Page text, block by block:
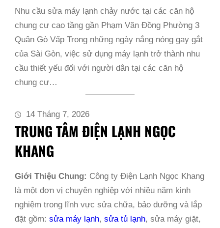
Nhu cầu sửa máy lạnh chảy nước tại các căn hộ
chung cư cao tầng gần Phạm Văn Đồng Phường 3
Quận Gò Vấp Trong những ngày nắng nóng gay gắt
của Sài Gòn, việc sử dụng máy lạnh trở thành nhu
cầu thiết yếu đối với người dân tại các căn hộ
chung cư…
14 Tháng 7, 2026
TRUNG TÂM ĐIỆN LẠNH NGỌC
KHANG
Giới Thiệu Chung: Công ty Điện Lạnh Ngọc Khang
là một đơn vị chuyên nghiệp với nhiều năm kinh
nghiệm trong lĩnh vực sửa chữa, bảo dưỡng và lắp
đặt gồm: sửa máy lạnh, sửa tủ lạnh, sửa máy giặt,